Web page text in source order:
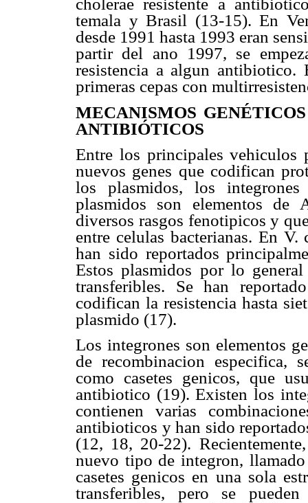
cholerae resistente a
temala y Brasil (13-15). En
desde 1991 hasta 1993 eran
partir del ano 1997, se
resistencia a algun antibiotico.
primeras cepas con
MECANISMOS
ANTIBIÓTICOS
Entre los principales
nuevos genes que codifican
los plasmidos, los
plasmidos son elementos de
diversos rasgos fenotipicos y
entre celulas bacterianas. En V.
han sido reportados
Estos plasmidos por lo
transferibles. Se han
codifican la resistencia hasta
plasmido (17).
Los integrones son elementos
de recombinacion especifica,
como casetes genicos, que
antibiotico (19). Existen los
contienen varias
antibioticos y han sido
(12, 18, 20-22).
nuevo tipo de integron,
casetes genicos en una sola
transferibles, pero se